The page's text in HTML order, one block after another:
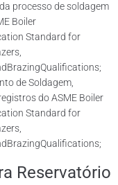
processo de soldagem
Boiler
Standard for
de Soldagem,
do ASME Boiler
Standard for
Reservatório